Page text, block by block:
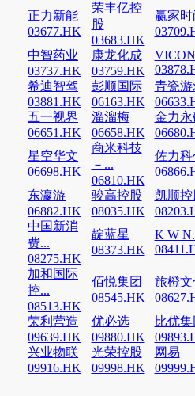
正力新能
03677.HK
荣丰亿控
股
03683.HK
赢家时
中智药业
03737.HK
康龙化成
03759.HK
希迪智驾
03881.HK
彭顺国际
06163.HK
青瓷游
五一视界
06651.HK
溜溜梅
06658.HK
金力永
星空华文
06698.HK
商米科技
－...
06810.HK
佐力科
东瀛游
06882.HK
骏高控股
08035.HK
凯顺控
中国新消
费...
08275.HK
靛蓝星
08373.HK
K W
加和国际
控...
08513.HK
佰悦集团
08545.HK
旅橙文
荣利营造
09639.HK
优必选
09880.HK
比优集
兴业物联
09916.HK
光荣控股
09998.HK
网易